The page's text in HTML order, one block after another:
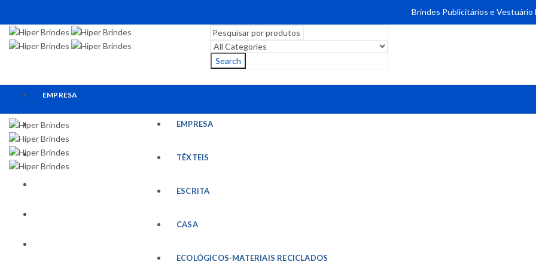
Brindes Publicitários e Vestuário
Search
EMPRESA
TÊXTEIS
ESCRITA
EMPRESA
TÊXTEIS
ESCRITA
CASA
ECOLÓGICOS-MATERIAIS RECICLADOS